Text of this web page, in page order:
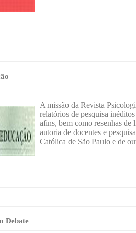
A missão da Revista
relatórios de pesquisa
afins, bem como resenhas de
autoria de docentes e
Católica de São Paulo e de
Debate